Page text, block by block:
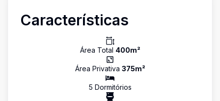
Características
Área Total 400m²
Área Privativa 375m²
5 Dormitórios